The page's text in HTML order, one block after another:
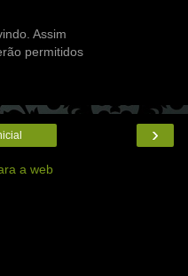
Assim
permitidos
›
a web